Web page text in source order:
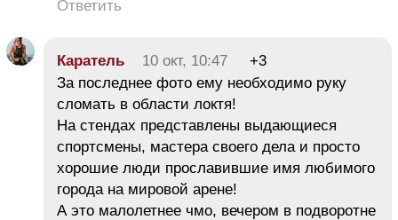
Ответить
Каратель 10 окт, 10:47
+3
За последнее фото ему необходимо руку
сломать в области локтя!
На стендах представлены выдающиеся
спортсмены, мастера своего дела и просто
хорошие люди прославившие имя любимого
города на мировой арене!
А это малолетнее чмо, вечером в подворотне